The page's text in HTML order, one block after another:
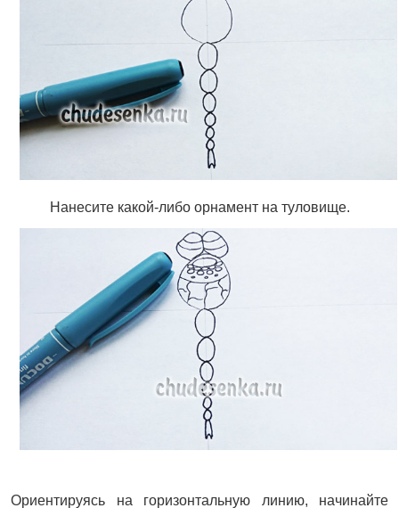
Нанесите какой-либо орнамент на туловище.
Ориентируясь на горизонтальную линию, начинайте